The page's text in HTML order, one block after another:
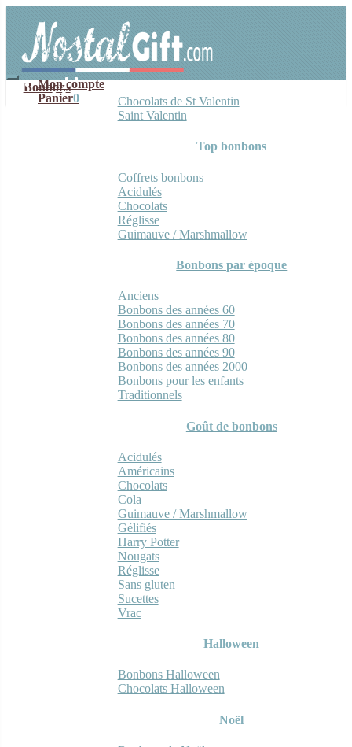
navigation
contenu
Mon compte
Panier0
Bonbons
Chocolats de St Valentin
Saint Valentin
Top bonbons
Coffrets bonbons
Acidulés
Chocolats
Réglisse
Guimauve / Marshmallow
Bonbons par époque
Anciens
Bonbons des années 60
Bonbons des années 70
Bonbons des années 80
Bonbons des années 90
Bonbons des années 2000
Bonbons pour les enfants
Traditionnels
Goût de bonbons
Acidulés
Américains
Chocolats
Cola
Guimauve / Marshmallow
Gélifiés
Harry Potter
Nougats
Réglisse
Sans gluten
Sucettes
Vrac
Halloween
Bonbons Halloween
Chocolats Halloween
Noël